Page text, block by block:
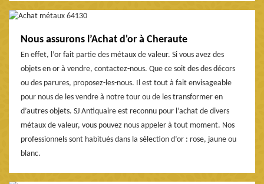
Nous assurons l’Achat d'or à Cheraute
En effet, l’or fait partie des métaux de valeur. Si vous avez des
objets en or à vendre, contactez-nous. Que ce soit des des décors
ou des parures, proposez-les-nous. Il est tout à fait envisageable
pour nous de les vendre à notre tour ou de les transformer en
d’autres objets. SJ Antiquaire est reconnu pour l’achat de divers
métaux de valeur, vous pouvez nous appeler à tout moment. Nos
professionnels sont habitués dans la sélection d’or : rose, jaune ou
blanc.